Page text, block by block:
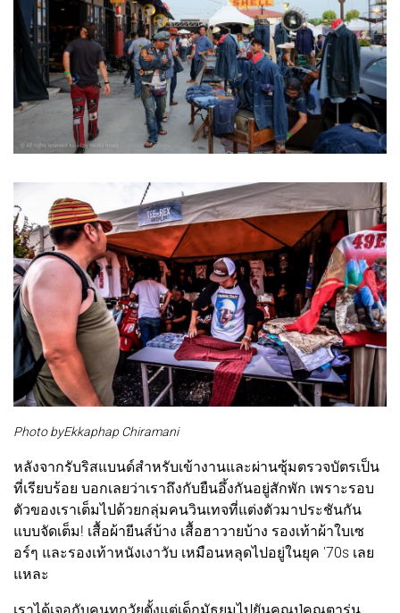
Photo byEkkaphap Chiramani
หลังจากรับริสแบนด์สำหรับเข้างานและผ่านซุ้มตรวจบัตรเป็น
ที่เรียบร้อย บอกเลยว่าเราถึงกับยืนอึ้งกันอยู่สักพัก เพราะรอบ
ตัวของเราเต็มไปด้วยกลุ่มคนวินเทจที่แต่งตัวมาประชันกัน
แบบจัดเต็ม! เสื้อผ้ายีนส์บ้าง เสื้อฮาวายบ้าง รองเท้าผ้าใบเซ
อร์ๆ และรองเท้าหนังเงาวับ เหมือนหลุดไปอยู่ในยุค '70s เลย
แหละ
เราได้เจอกับคนทุกวัยตั้งแต่เด็กมัธยมไปยันคุณปู่คุณตารุ่น